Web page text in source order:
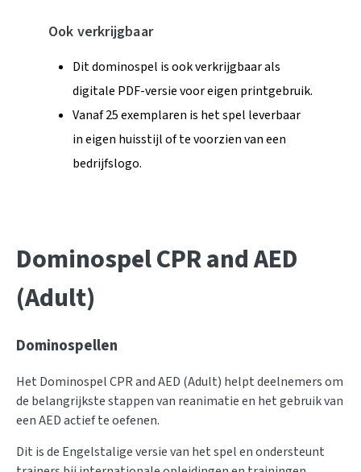
Ook verkrijgbaar
Dit dominospel is ook verkrijgbaar als
digitale PDF-versie voor eigen printgebruik.
Vanaf 25 exemplaren is het spel leverbaar
in eigen huisstijl of te voorzien van een
bedrijfslogo.
Dominospel CPR and AED
(Adult)
Dominospellen
Het Dominospel CPR and AED (Adult) helpt deelnemers om
de belangrijkste stappen van reanimatie en het gebruik van
een AED actief te oefenen.
Dit is de Engelstalige versie van het spel en ondersteunt